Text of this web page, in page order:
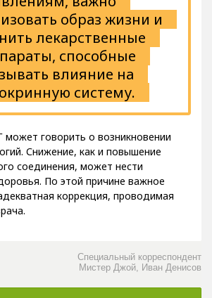
образ жизни и
лекарственные
способные
влияние на
систему.
Снижение, как и повышение
соединения, может нести
По этой причине важное
коррекция, проводимая
Мистер Джой, Иван Денисов